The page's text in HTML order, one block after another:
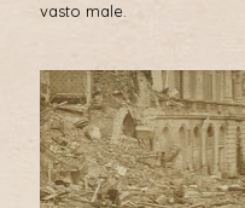
vasto male.